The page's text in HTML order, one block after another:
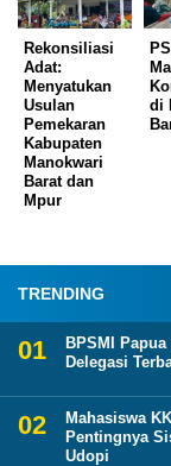
Rekonsiliasi
Adat:
Menyatukan
Usulan
Pemekaran
Kabupaten
Manokwari
Barat dan
Mpur
PSI
di
TRENDING
BPSMI
Delegasi
Mahasiswa
Pentingnya
Udopi